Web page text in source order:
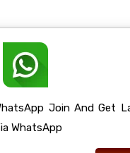
Join And Get
WhatsApp